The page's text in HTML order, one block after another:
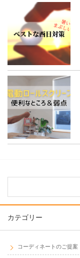
カテゴリー
コーディネートのご提案